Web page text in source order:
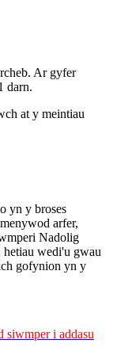
Ar gyfer
darn.
at y meintiau
yn y broses
arfer,
Nadolig
wedi'u gwau
gofynion yn y
i addasu